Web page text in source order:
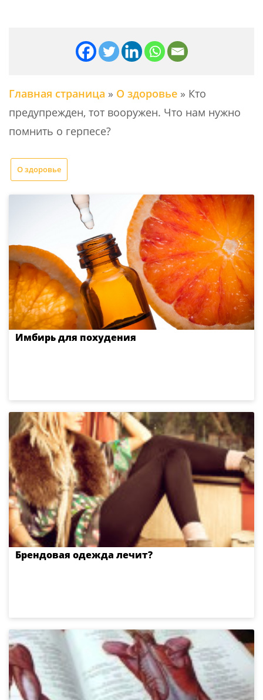
Главная страница » О здоровье » Кто
предупрежден, тот вооружен. Что нам нужно
помнить о герпесе?
О здоровье
Имбирь для похудения
Брендовая одежда лечит?